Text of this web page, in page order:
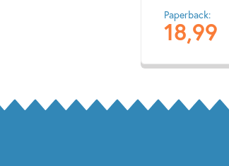
Paperback:
18,99